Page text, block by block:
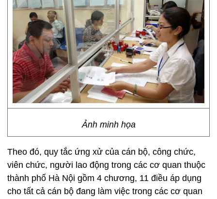
Ảnh minh họa
Theo đó, quy tắc ứng xử của cán bộ, công chức,
viên chức, người lao động trong các cơ quan thuộc
thành phố Hà Nội gồm 4 chương, 11 điều áp dụng
cho tất cả cán bộ đang làm việc trong các cơ quan